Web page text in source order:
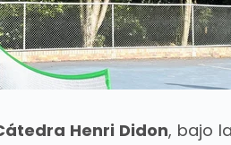
Henri Didon, bajo